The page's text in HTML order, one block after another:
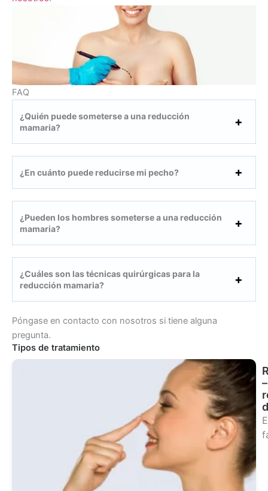
FAQ
¿Quién puede someterse a una reducción
mamaria?
¿En cuánto puede reducirse mi pecho?
¿Pueden los hombres someterse a una reducción
mamaria?
¿Cuáles son las técnicas quirúrgicas para la
reducción mamaria?
Póngase en contacto con nosotros si tiene alguna
pregunta.
Tipos de tratamiento
–
Ver